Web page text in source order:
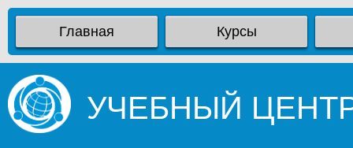
Главная Курсы
УЧЕБНЫЙ